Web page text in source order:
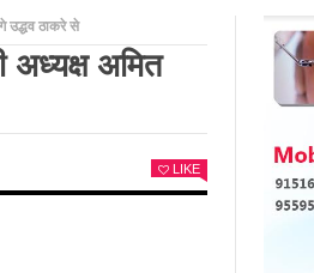
उद्धव ठाकरे से
अमित
LIKE